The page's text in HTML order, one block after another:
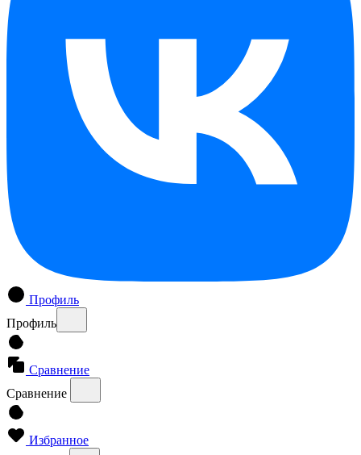
Профиль
Профиль
Сравнение
Сравнение
Избранное